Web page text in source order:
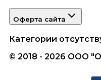
Оферта сайта
Категории
© 2018 - 2026 ООО